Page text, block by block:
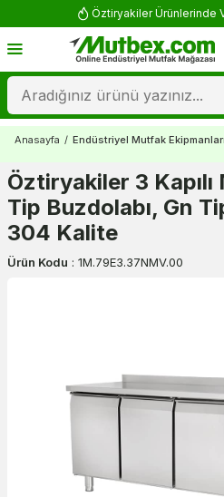
Yorum Yap
Anasayfa / Endüstriyel Mutfak Ekipmanları
Öztiryakiler 3
Tip Buzdolabı, Gn
304 Kalite
Ürün Kodu : 1M.79E3.37NMV.00